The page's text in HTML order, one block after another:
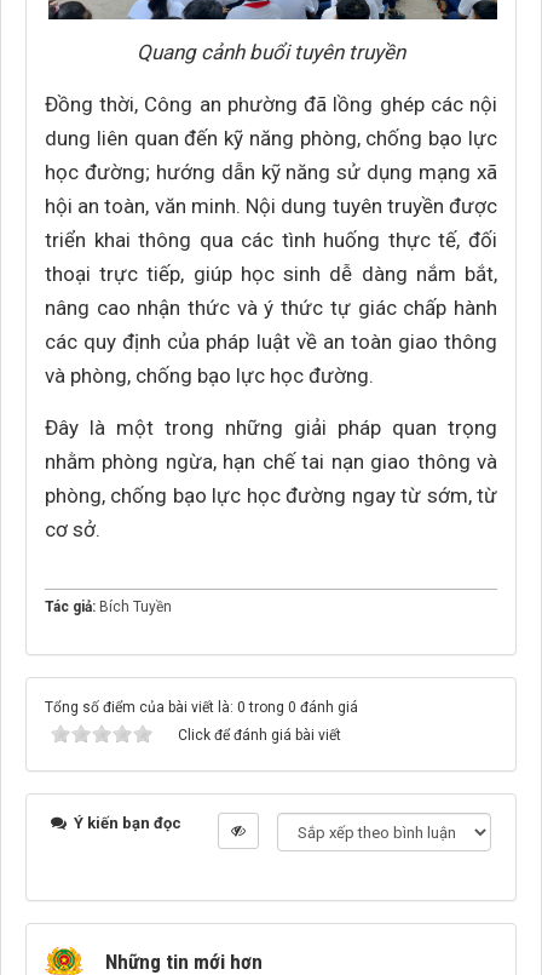
Quang cảnh buổi tuyên truyền
Đồng thời, Công an phường đã lồng ghép các nội
dung liên quan đến kỹ năng phòng, chống bạo lực
học đường; hướng dẫn kỹ năng sử dụng mạng xã
hội an toàn, văn minh. Nội dung tuyên truyền được
triển khai thông qua các tình huống thực tế, đối
thoại trực tiếp, giúp học sinh dễ dàng nắm bắt,
nâng cao nhận thức và ý thức tự giác chấp hành
các quy định của pháp luật về an toàn giao thông
và phòng, chống bạo lực học đường.
Đây là một trong những giải pháp quan trọng
nhằm phòng ngừa, hạn chế tai nạn giao thông và
phòng, chống bạo lực học đường ngay từ sớm, từ
cơ sở.
Tác giả: Bích Tuyền
Tổng số điểm của bài viết là: 0 trong 0 đánh giá
Click để đánh giá bài viết
Ý kiến bạn đọc
Những tin mới hơn